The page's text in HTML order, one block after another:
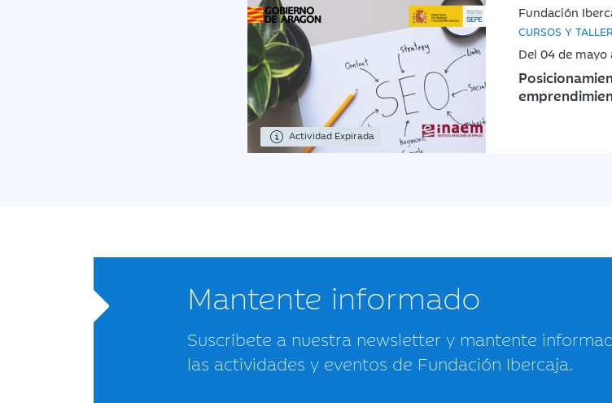
Actividad Expirada
Fundación
CURSOS Y
Del 04 de
Mantente informado
Suscríbete a nuestra newsletter y mantente
las actividades y eventos de Fundación Ibercaja.